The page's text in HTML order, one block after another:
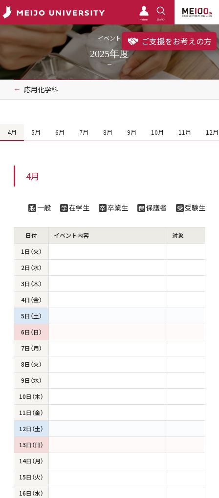
meimo SEARCH
ご支援をお考えの方
イベント
2025年度
応用化学科
4月 5月 6月 7月 8月 9月 10月 11月 12月
4月
般 一般 学 在学生 卒 卒業生 保 保護者 受 受験生
日付 イベント内容
対象
1日（火）
2日（水）
3日（木）
4日（金）
5日（土）
6日（日）
7日（月）
8日（火）
9日（水）
10日（木）
11日（金）
12日（土）
13日（日）
14日（月）
15日（火）
16日（水）